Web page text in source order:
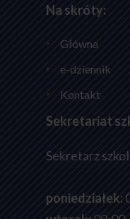
Na skróty:
Główna
e-dziennik
Kontakt
Sekretariat
Sekretarz
poniedziałek: